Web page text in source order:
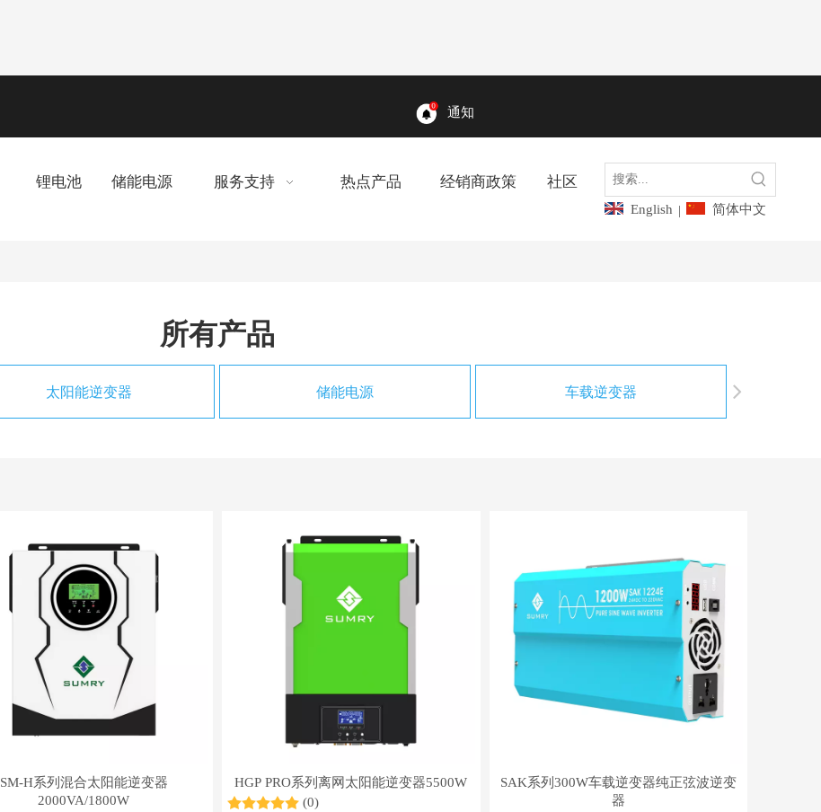
通知
锂电池 储能电源 服务支持 热点产品 经销商政策 社区
English | 简体中文
所有产品
太阳能逆变器 储能电源 车载逆变器
SM-H系列混合太阳能逆变器
2000VA/1800W
HGP PRO系列离网太阳能逆变器5500W
(0)
SAK系列300W车载逆变器纯正弦波逆变
器